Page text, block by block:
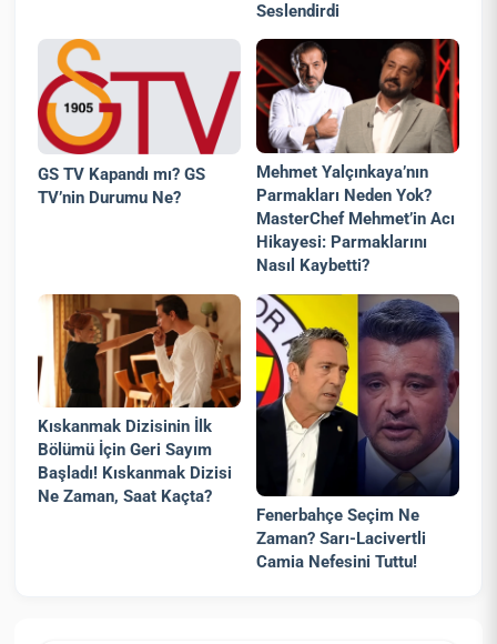
Seslendirdi
GS TV Kapandı mı? GS
TV’nin Durumu Ne?
Mehmet Yalçınkaya’nın
Parmakları Neden Yok?
MasterChef Mehmet’in Acı
Hikayesi: Parmaklarını
Nasıl Kaybetti?
Kıskanmak Dizisinin İlk
Bölümü İçin Geri Sayım
Başladı! Kıskanmak Dizisi
Ne Zaman, Saat Kaçta?
Fenerbahçe Seçim Ne
Zaman? Sarı-Lacivertli
Camia Nefesini Tuttu!